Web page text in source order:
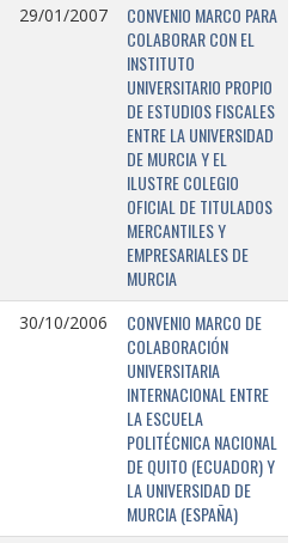
29/01/2007
CONVENIO MARCO PARA
COLABORAR CON EL
INSTITUTO
UNIVERSITARIO PROPIO
DE ESTUDIOS FISCALES
ENTRE LA UNIVERSIDAD
DE MURCIA Y EL
ILUSTRE COLEGIO
OFICIAL DE TITULADOS
MERCANTILES Y
EMPRESARIALES DE
MURCIA
30/10/2006
CONVENIO MARCO DE
COLABORACIÓN
UNIVERSITARIA
INTERNACIONAL ENTRE
LA ESCUELA
POLITÉCNICA NACIONAL
DE QUITO (ECUADOR) Y
LA UNIVERSIDAD DE
MURCIA (ESPAÑA)